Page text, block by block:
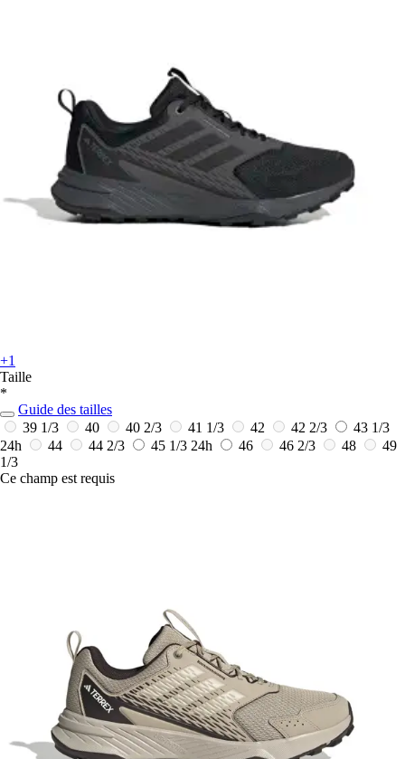
+1
Taille
*
Guide des tailles
39 1/3
40 40 2/3 41 1/3 42 42 2/3
43 1/3
24h
44 44 2/3 45 1/3 24h 46 46 2/3 48
49
1/3
Ce champ est requis